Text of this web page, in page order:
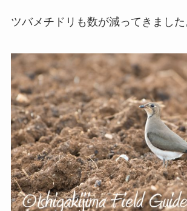
ツバメチドリも数が減ってきました